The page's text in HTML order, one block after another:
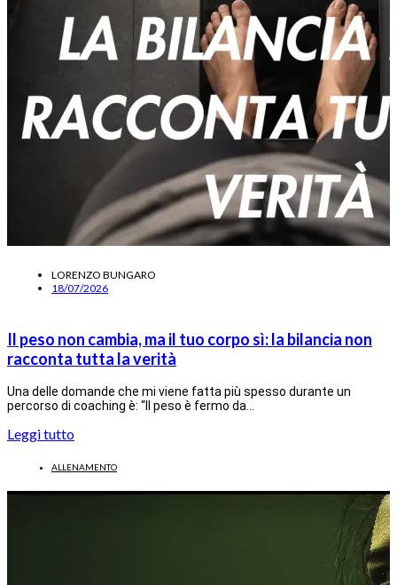
LORENZO BUNGARO
18/07/2026
Il peso non cambia, ma il tuo corpo sì: la bilancia non
racconta tutta la verità
Una delle domande che mi viene fatta più spesso durante un
percorso di coaching è: “Il peso è fermo da…
Leggi tutto
ALLENAMENTO